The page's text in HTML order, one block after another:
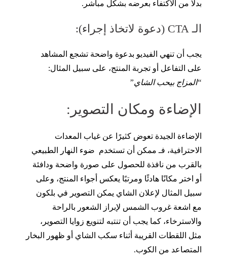
بدلًا من الاكتفاء بعرضه بشكل مباشر.
الـ CTA (دعوة لاتخاذ إجراء):
يجب أن تنهي الفيديو بدعوة واضحة تشجع المشاهد
على التفاعل أو تجربة المنتج، على سبيل المثال:
“المزاج بيحب الشاي”
الإضاءة ومكان التصوير:
الإضاءة الجيدة تعوض كثيرًا عن غياب المعدات
الاحترافية، فـ ممكن أن تستخدم ضوء النهار الطبيعي
بالقرب من نافذة للحصول على صورة واضحة ودافئة
أو اختر مكانًا هادئًا ومرتبًا يعكس أجواء المنتج، وعلى
سبيل المثال لإعلان الشاي يمكن التصوير في بلكون
مع اشعة غروب الشمس لإبراز الشعور بالراحة
والاسترخاء، كما يجب أن تنتبه لتنويع زوايا التصوير،
مثل اللقطات القريبة أثناء سكب الشاي أو ظهور البخار
المتصاعد من الكوب.